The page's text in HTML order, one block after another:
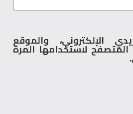
الإلكتروني، والموقع
لاستخدامها المرة